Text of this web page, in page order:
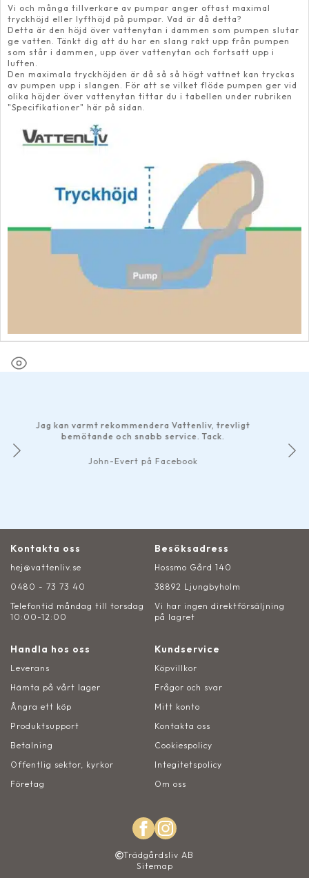
Vi och många tillverkare av pumpar anger oftast maximal
tryckhöjd eller lyfthöjd på pumpar. Vad är då detta?
Detta är den höjd över vattenytan i dammen som pumpen slutar
ge vatten. Tänkt dig att du har en slang rakt upp från pumpen
som står i dammen, upp över vattenytan och fortsatt upp i
luften.
Den maximala tryckhöjden är då så så högt vattnet kan tryckas
av pumpen upp i slangen. För att se vilket flöde pumpen ger vid
olika höjder över vattenytan tittar du i tabellen under rubriken
"Specifikationer" här på sidan.
kan varmt rekommendera Vattenliv, trevligt
bemötande och snabb service. Tack.
John-Evert på Facebook
Det
Kontakta oss
hej@vattenliv.se
0480 - 73 73 40
Telefontid måndag till torsdag
10:00-12:00
Besöksadress
Hossmo Gård 140
38892 Ljungbyholm
Vi har ingen direktförsäljning
på lagret
Handla hos oss
Leverans
Hämta på vårt lager
Ångra ett köp
Produktsupport
Betalning
Offentlig sektor, kyrkor
Företag
Kundservice
Köpvillkor
Frågor och svar
Mitt konto
Kontakta oss
Cookiespolicy
Integitetspolicy
Om oss
Trädgårdsliv AB
Sitemap